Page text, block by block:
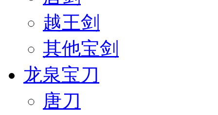
越王剑
其他宝剑
龙泉宝刀
唐刀